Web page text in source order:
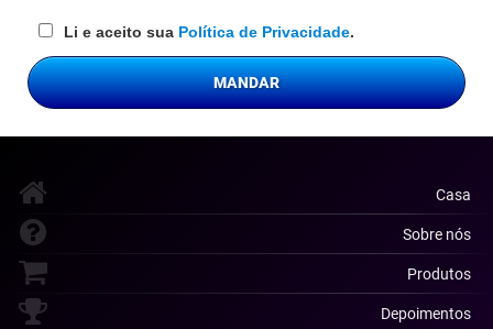
Li e aceito sua Política de Privacidade.
MANDAR
Casa
Sobre nós
Produtos
Depoimentos